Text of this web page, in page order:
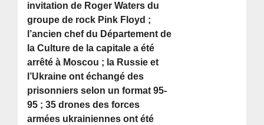
invitation de Roger Waters du
groupe de rock Pink Floyd ;
l’ancien chef du Département de
la Culture de la capitale a été
arrêté à Moscou ; la Russie et
l’Ukraine ont échangé des
prisonniers selon un format 95-
95 ; 35 drones des forces
armées ukrainiennes ont été